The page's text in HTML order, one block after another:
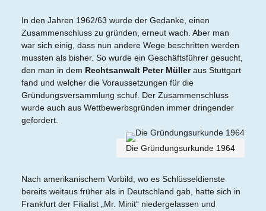
In den Jahren 1962/63 wurde der Gedanke, einen
Zusammenschluss zu gründen, erneut wach. Aber man
war sich einig, dass nun andere Wege beschritten werden
mussten als bisher. So wurde ein Geschäftsführer gesucht,
den man in dem Rechtsanwalt Peter Mülleraus Stuttgart
fand und welcher die Voraussetzungen für die
Gründungsversammlung schuf. Der Zusammenschluss
wurde auch aus Wettbewerbsgründen immer dringender
gefordert.
Die Gründungsurkunde 1964
Nach amerikanischem Vorbild, wo es Schlüsseldienste
bereits weitaus früher als in Deutschland gab, hatte sich in
Frankfurt der Filialist „Mr. Minit“ niedergelassen und